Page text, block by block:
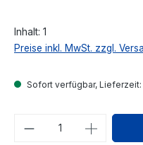
Inhalt: 1
Preise inkl. MwSt. zzgl.
Sofort verfügbar, Lieferzeit:
Produkt